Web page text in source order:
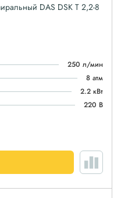
DAS DSK T 2,2-8
250 л/мин
8 атм
2.2 кВт
220 В